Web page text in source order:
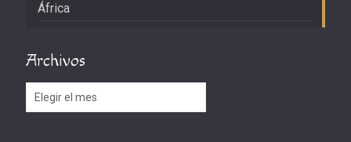
África
Archivos
Archivos